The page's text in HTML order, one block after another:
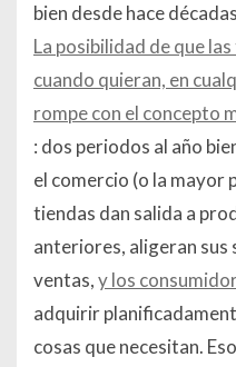
bien desde hace
La posibilidad de que
cuando quieran, en
rompe con el concepto
: dos periodos al año
el comercio (o la mayor
tiendas dan salida a
anteriores, aligeran sus
ventas,y los
adquirir
cosas que necesitan.